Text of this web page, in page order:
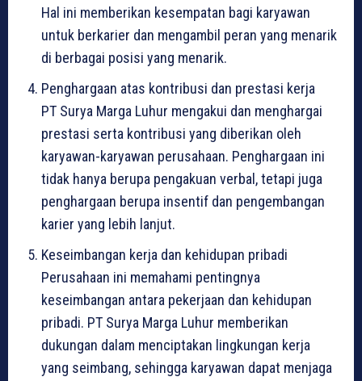
Hal ini memberikan kesempatan bagi karyawan
untuk berkarier dan mengambil peran yang menarik
di berbagai posisi yang menarik.
Penghargaan atas kontribusi dan prestasi kerja
PT Surya Marga Luhur mengakui dan menghargai
prestasi serta kontribusi yang diberikan oleh
karyawan-karyawan perusahaan. Penghargaan ini
tidak hanya berupa pengakuan verbal, tetapi juga
penghargaan berupa insentif dan pengembangan
karier yang lebih lanjut.
Keseimbangan kerja dan kehidupan pribadi
Perusahaan ini memahami pentingnya
keseimbangan antara pekerjaan dan kehidupan
pribadi. PT Surya Marga Luhur memberikan
dukungan dalam menciptakan lingkungan kerja
yang seimbang, sehingga karyawan dapat menjaga